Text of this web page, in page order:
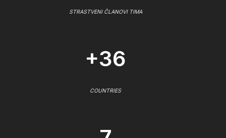
STRASTVENI ČLANOVI TIMA
+36
COUNTRIES